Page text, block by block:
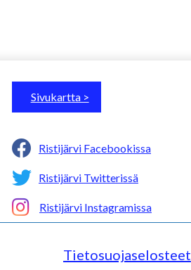
Sivukartta >
Ristijärvi Facebookissa
Ristijärvi Twitterissä
Ristijärvi Instagramissa
Tietosuojaselosteet